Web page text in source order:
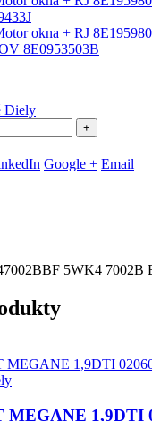
8E0953503B
Diely
+
Google + Email
5WK4 7002B
MEGANE 1,9DTI